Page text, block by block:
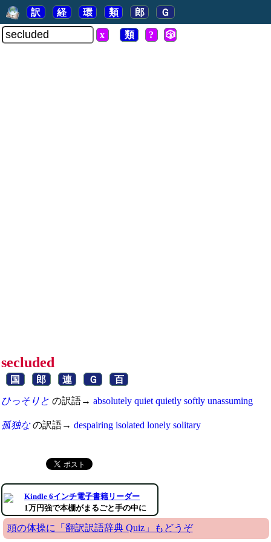
訳 経 環 類 郎 Ｇ
x 類 ? 🎲
secluded
国 郎 連 Ｇ 百
ひっそりと の訳語→ absolutely quiet quietly softly unassuming
孤独なの訳語→ despairing isolated lonely solitary
Kindle 6インチ電子書籍リーダー
1万円強で本棚がまるごと手の中に
頭の体操に「翻訳訳語辞典 Quiz」もどうぞ